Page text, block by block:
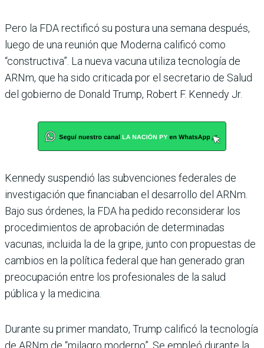
Pero la FDA rectificó su postura una semana después,
luego de una reunión que Moderna calificó como
“constructiva”. La nueva vacuna utiliza tecnología de
ARNm, que ha sido criticada por el secretario de Salud
del gobierno de Donald Trump, Robert F. Kennedy Jr.
Kennedy suspendió las subvenciones federales de
investigación que financiaban el desarrollo del ARNm.
Bajo sus órdenes, la FDA ha pedido reconsiderar los
procedimientos de aprobación de determinadas
vacunas, incluida la de la gripe, junto con propuestas de
cambios en la política federal que han generado gran
preocupación entre los profesionales de la salud
pública y la medicina.
Durante su primer mandato, Trump calificó la tecnología